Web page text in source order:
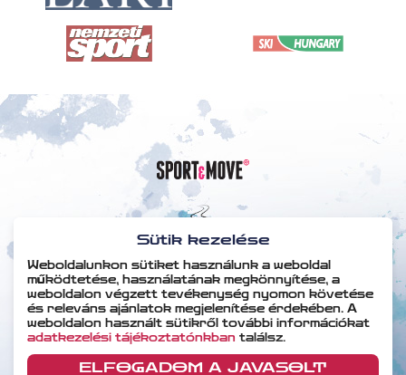
Kapcsolat
szervezes@sportforumhungary.hu
+36302315308
+36709489229
2026 © 2023.sportforumhungary.hu - Minden jog
fenntartva!Á.SZ.F|Adatvédelem|Impresszum|
Sütik kezelése
Weboldalunkon sütiket használunk a weboldal
működtetése, használatának megkönnyítése, a
weboldalon végzett tevékenység nyomon követése
és releváns ajánlatok megjelenítése érdekében. A
weboldalon használt sütikről további információkat
adatkezelési tájékoztatónkban találsz.
ELFOGADOM A JAVASOLT